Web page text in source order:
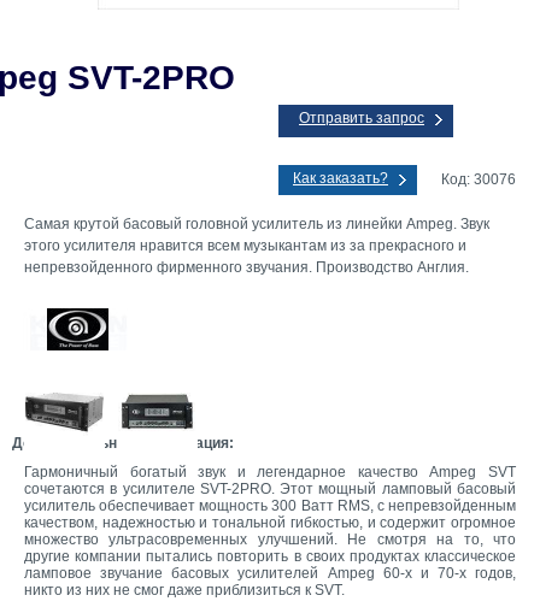
SVT-2PRO
Отправить запрос
Как заказать? Код: 30076
Самая крутой басовый головной усилитель из линейки Ampeg. Звук
этого усилителя нравится всем музыкантам из за прекрасного и
непревзойденного фирменного звучания. Производство Англия.
Дополнительная информация:
Гармоничный богатый звук и легендарное качество Ampeg SVT
сочетаются в усилителе SVT-2PRO. Этот мощный ламповый басовый
усилитель обеспечивает мощность 300 Ватт RMS, с непревзойденным
качеством, надежностью и тональной гибкостью, и содержит огромное
множество ультрасовременных улучшений. Не смотря на то, что
другие компании пытались повторить в своих продуктах классическое
ламповое звучание басовых усилителей Ampeg 60-х и 70-х годов,
никто из них не смог даже приблизиться к SVT.